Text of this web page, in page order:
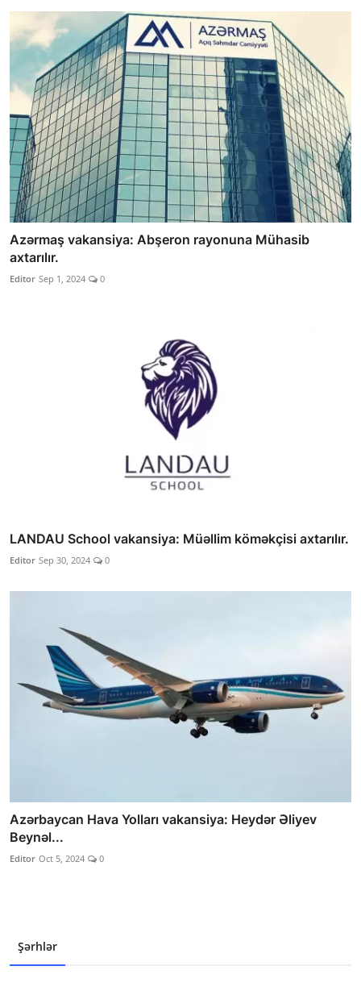
Azərmaş vakansiya: Abşeron rayonuna Mühasib
axtarılır.
Editor Sep 1, 2024 0
LANDAU School vakansiya: Müəllim köməkçisi axtarılır.
Editor Sep 30, 2024 0
Azərbaycan Hava Yolları vakansiya: Heydər Əliyev
Beynəl...
Editor Oct 5, 2024 0
Şərhlər